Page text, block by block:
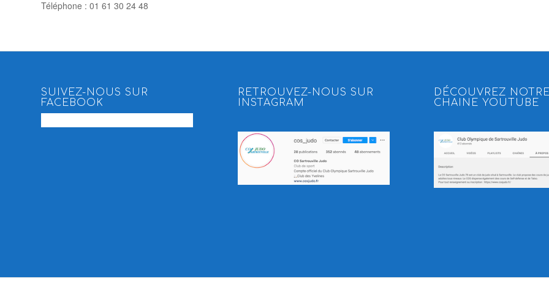
Téléphone : 01 61 30 24 48
SUIVEZ-NOUS SUR
FACEBOOK
RETROUVEZ-NOUS SUR
INSTAGRAM
DÉCOUVREZ NOTRE
CHAINE YOUTUBE